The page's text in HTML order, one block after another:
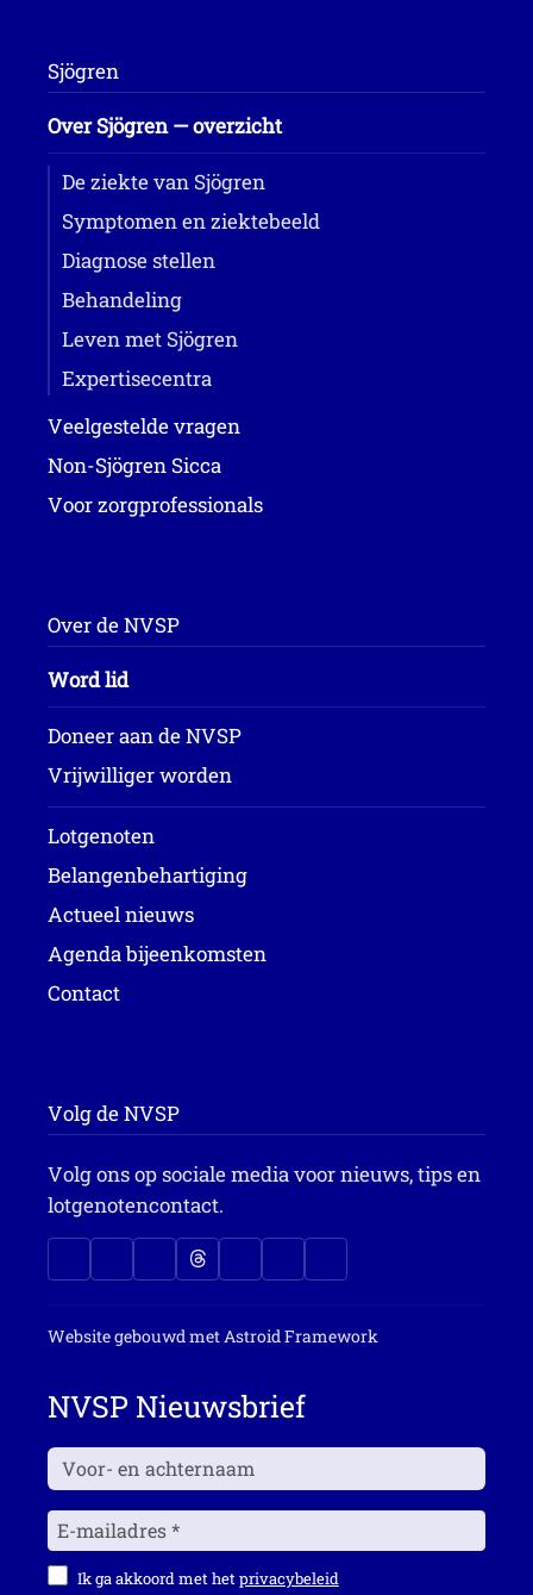
Sjögren
Over Sjögren — overzicht
De ziekte van Sjögren
Symptomen en ziektebeeld
Diagnose stellen
Behandeling
Leven met Sjögren
Expertisecentra
Veelgestelde vragen
Non-Sjögren Sicca
Voor zorgprofessionals
Over de NVSP
Word lid
Doneer aan de NVSP
Vrijwilliger worden
Lotgenoten
Belangenbehartiging
Actueel nieuws
Agenda bijeenkomsten
Contact
Volg de NVSP
Volg ons op sociale media voor nieuws, tips en
lotgenotencontact.
Website gebouwd met Astroid Framework
NVSP Nieuwsbrief
Ik ga akkoord met hetprivacybeleid